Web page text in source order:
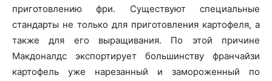
приготовлению фри. Существуют специальные
стандарты не только для приготовления картофеля, а
также для его выращивания. По этой причине
Макдоналдс экспортирует большинству франчайзи
картофель уже нарезанный и замороженный по